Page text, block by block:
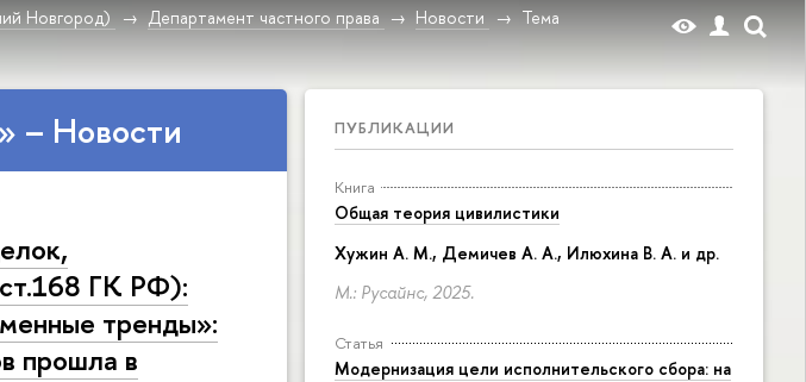
Новгород) Департамент частного права Новости
Тема
ПУБЛИКАЦИИ
Книга
Общая теория цивилистики
Хужин А. М., Демичев А. А., Илюхина В. А. и др.
М.: Русайнс, 2025.
Статья
Модернизация цели исполнительского сбора: на
– Новости
ГК РФ):
тренды»:
прошла в